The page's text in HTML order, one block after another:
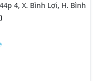
4, X. Bình Lợi, H. Bình